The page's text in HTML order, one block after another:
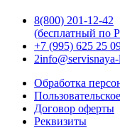
8(800) 201-12-42
(бесплатный по
+7 (995) 625 25
Обработка
Договор оферты
Реквизиты